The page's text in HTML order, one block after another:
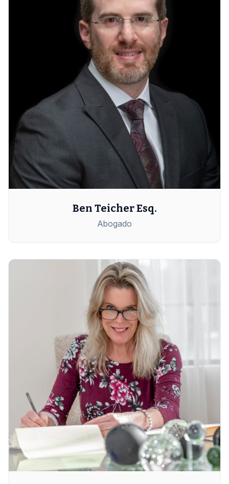
Ben Teicher Esq.
Abogado